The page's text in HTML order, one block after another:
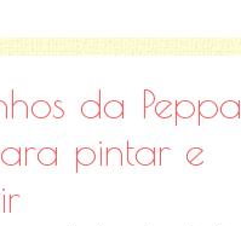
da Peppa
pintar e